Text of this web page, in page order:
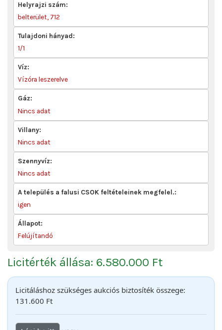
Helyrajzi szám:
belterület, 712
Tulajdoni hányad:
1/1
Víz:
Vízóra leszerelve
Gáz:
Nincs adat
Villany:
Nincs adat
Szennyvíz:
Nincs adat
A település a falusi CSOK feltételeinek megfelel.:
igen
Állapot:
Felújítandó
Licitérték állása: 6.580.000 Ft
Licitáláshoz szükséges aukciós biztosíték összege:
131.600 Ft